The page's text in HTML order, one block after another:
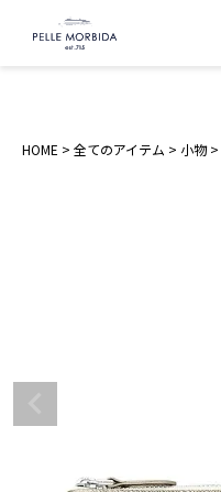
HOME 全てのアイテム 小物